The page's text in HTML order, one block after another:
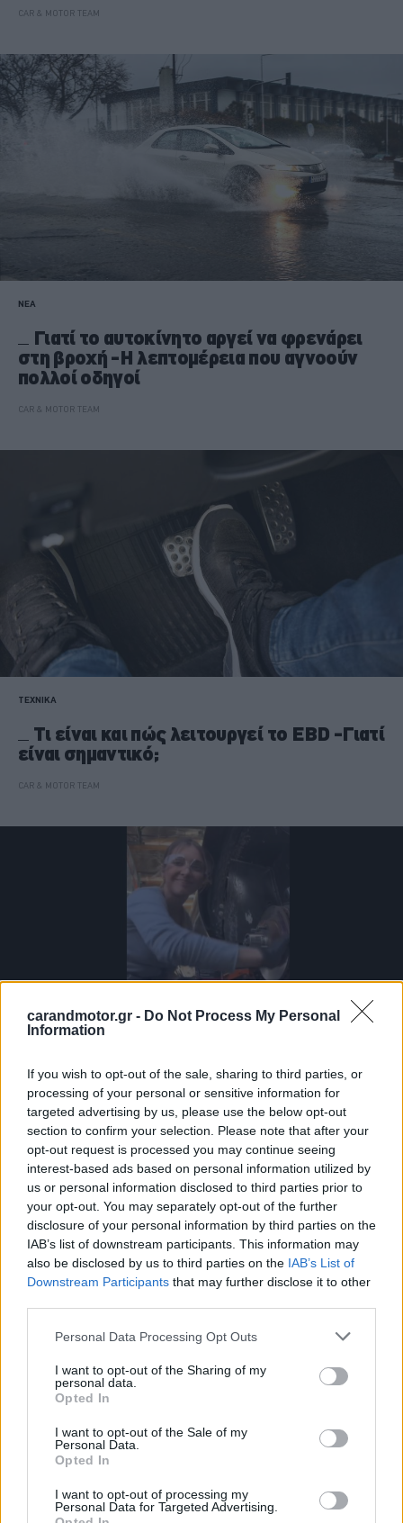
carandmotor.gr - Do Not Process My Personal
Information
If you wish to opt-out of the sale, sharing to third parties, or
processing of your personal or sensitive information for
targeted advertising by us, please use the below opt-out
section to confirm your selection. Please note that after your
opt-out request is processed you may continue seeing
interest-based ads based on personal information utilized by
us or personal information disclosed to third parties prior to
your opt-out. You may separately opt-out of the further
disclosure of your personal information by third parties on the
IAB’s list of downstream participants. This information may
also be disclosed by us to third parties on the IAB’s List of
Downstream Participants that may further disclose it to other
Please note that this website/app uses one or more Google
not limited to your visit or usage behaviour. You may click to
grant or deny consent to Google and its third-party tags to
use your data for below specified purposes in below Google
consent section.
Personal Data Processing Opt Outs
I want to opt-out of the Sharing of my
personal data.
Opted In
I want to opt-out of the Sale of my
Personal Data.
Opted In
I want to opt-out of processing my
Personal Data for Targeted Advertising.
CAR & MOTOR TEAM
ΝΕΑ
Γιατί το αυτοκίνητο αργεί να φρενάρει
στη βροχή -Η λεπτομέρεια που αγνοούν
πολλοί οδηγοί
CAR & MOTOR TEAM
ΤΕΧΝΙΚΑ
Τι είναι και πώς λειτουργεί το EBD -Γιατί
είναι σημαντικό;
CAR & MOTOR TEAM
ΝΕΑ
Γυναίκα δείχνει το «κόλπο» για να
σταματήσουν τα φρένα να τρίζουν -Οι
μηχανικοί προειδοποιούν να μην το κάνεις
ποτέ
CAR & MOTOR TEAM
ΣΥΜΒΟΥΛΕΣ